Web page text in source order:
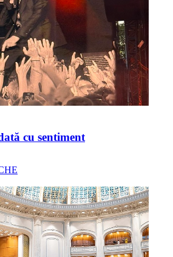
cu sentiment